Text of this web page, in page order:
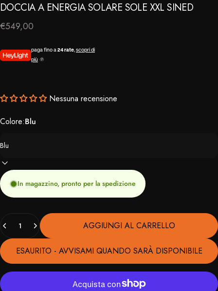
DOCCIAA ENERGIASOLARE SOLE XXL SINED
€549,00
paga fino a 24 rate, scopri di
più
Nessuna recensione
Colore:Blu
In magazzino, pronto per la spedizione
AGGIUNGI AL CARRELLO
ESAURITO - AVVISAMI QUANDO SARÀ DISPONIBILE